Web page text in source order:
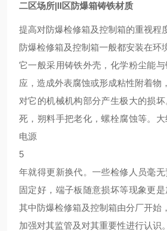
二区场所|II区防爆箱铸铁材质
提高对防爆检修箱及控制箱的重视程
防爆检修箱及控制箱一般都安装在环
它一般采用铸铁外壳，化学粉尘能
应，造成外表腐蚀或形成粘性附着物，
对它的机械机构部分产生极大的损
死，朔料手把老化，螺栓腐蚀等。
电源
5
年就得更新换代。一些检修人员毫
固定好，端子板随意损坏等现象更是
其中防爆检修箱及控制箱由分厂开始，
加强对其监管及对其重要性进行认识。